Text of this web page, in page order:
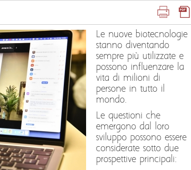
Le nuove biotecnologie
stanno diventando
sempre più utilizzate e
possono influenzare la
vita di milioni di
persone in tutto il
mondo.
Le questioni che
emergono dal loro
sviluppo possono essere
considerate sotto due
prospettive principali: